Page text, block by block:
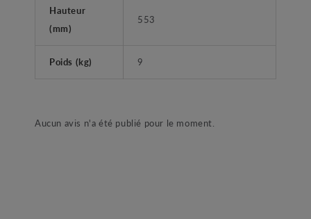
Hauteur
(mm)
553
Poids (kg) 9
Aucun avis n'a été publié pour le moment.